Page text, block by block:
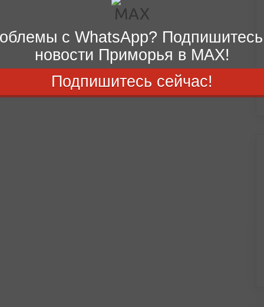
с WhatsApp?
новости Приморья в MAX!
Подпишитесь сейчас!